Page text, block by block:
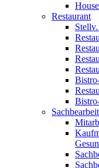
Restaurant